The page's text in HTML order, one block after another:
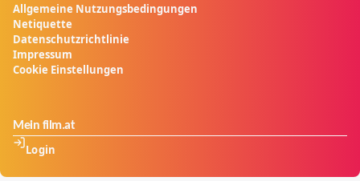
Allgemeine Nutzungsbedingungen
Netiquette
Datenschutzrichtlinie
Impressum
Cookie Einstellungen
Mein film.at
Login